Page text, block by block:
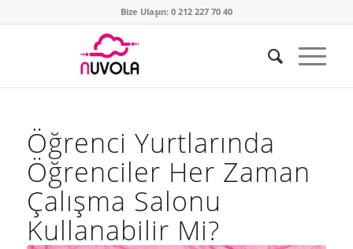
Bize Ulaşın: 0 212 227 70 40
Öğrenci Yurtlarında
Öğrenciler Her Zaman
Çalışma Salonu
Kullanabilir Mi?